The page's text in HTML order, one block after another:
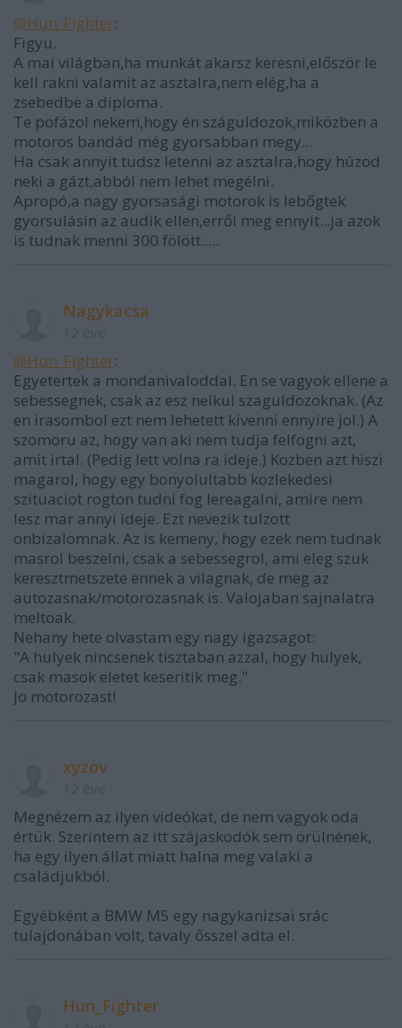
@Hun_Fighter:
Figyu.
A mai világban,ha munkát akarsz keresni,először le
kell rakni valamit az asztalra,nem elég,ha a
zsebedbe a diploma.
Te pofázol nekem,hogy én száguldozok,miközben a
motoros bandád még gyorsabban megy...
Ha csak annyit tudsz letenni az asztalra,hogy húzod
neki a gázt,abból nem lehet megélni.
Apropó,a nagy gyorsasági motorok is lebőgtek
gyorsulásin az audik ellen,erről meg ennyit...ja azok
is tudnak menni 300 fölött.....
Nagykacsa
@Hun_Fighter:
Egyetertek a mondanivaloddal. En se vagyok ellene a
sebessegnek, csak az esz nelkul szaguldozoknak. (Az
en irasombol ezt nem lehetett kivenni ennyire jol.) A
szomoru az, hogy van aki nem tudja felfogni azt,
amit irtal. (Pedig lett volna ra ideje.) Kozben azt hiszi
magarol, hogy egy bonyolultabb kozlekedesi
szituaciot rogton tudni fog lereagalni, amire nem
lesz mar annyi ideje. Ezt nevezik tulzott
onbizalomnak. Az is kemeny, hogy ezek nem tudnak
masrol beszelni, csak a sebessegrol, ami eleg szuk
keresztmetszete ennek a vilagnak, de meg az
autozasnak/motorozasnak is. Valojaban sajnalatra
meltoak.
Nehany hete olvastam egy nagy igazsagot:
"A hulyek nincsenek tisztaban azzal, hogy hulyek,
csak masok eletet keseritik meg."
Jo motorozast!
xyzov
Megnézem az ilyen videókat, de nem vagyok oda
értük. Szerintem az itt szájaskodók sem örülnének,
ha egy ilyen állat miatt halna meg valaki a
családjukból.
Egyébként a BMW M5 egy nagykanizsai srác
tulajdonában volt, tavaly ősszel adta el.
Hun_Fighter